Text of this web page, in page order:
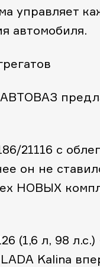
управляет
автомобиля.
21116 с
он не
НОВЫХ
(1,6 л, 98
Kalina